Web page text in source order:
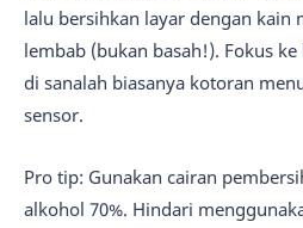
lalu bersihkan layar dengan kain
lembab (bukan basah!). Fokus
di sanalah biasanya kotoran
sensor.
Pro tip: Gunakan cairan
alkohol 70%. Hindari